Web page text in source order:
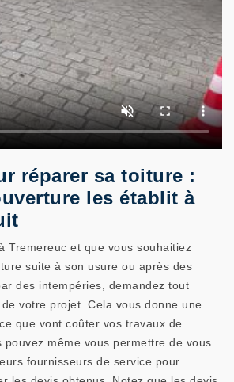
réparer sa toiture :
les établit à
Tremereuc et que vous souhaitiez
suite à son usure ou après des
des intempéries, demandez tout
de votre projet. Cela vous donne une
que vont coûter vos travaux de
pouvez même vous permettre de vous
fournisseurs de service pour